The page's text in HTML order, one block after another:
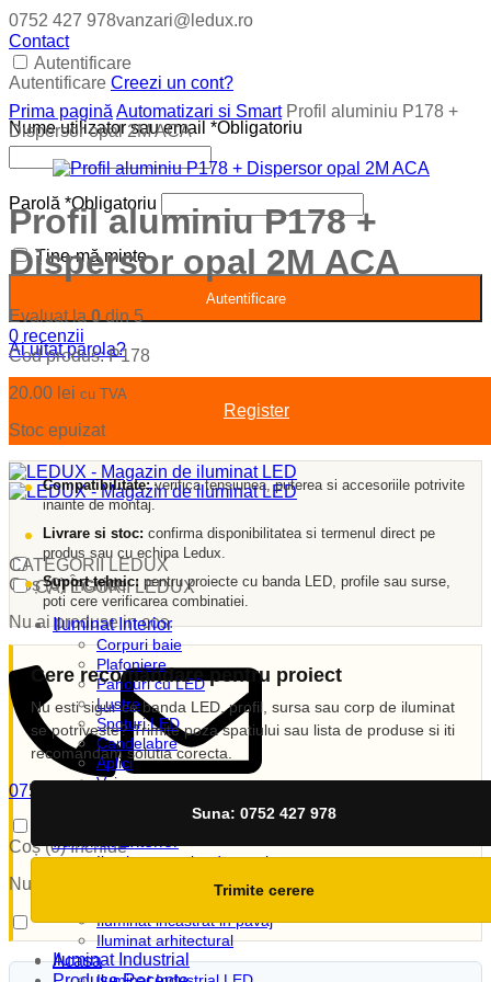
0752 427 978vanzari@ledux.ro
Contact
Autentificare
Autentificare Creezi un cont?
Nume utilizator sau email *Obligatoriu
Parolă *Obligatoriu
Ține-mă minte
Autentificare
Ai uitat parola?
Register
Coș (0)Închide
Nu ai produse in cos.
0752 427 978
vanzari@ledux.ro
Coș (0)Închide
Nu ai produse in cos.
Acasa
CATEGORII LEDUX
CATEGORII LEDUX
Iluminat Interior
Corpuri baie
Plafoniere
Panouri cu LED
Lustre
Spoturi LED
Candelabre
Aplici
Veioze
Lampi de veghe
Iluminat exterior decorativ
Lampi si instalatii decor
Iluminat incastrat in pavaj
Iluminat arhitectural
Iluminat Industrial
Prima pagină Automatizari si Smart Profil aluminiu P178 +
Dispersor opal 2M ACA
Profil aluminiu P178 +
Dispersor opal 2M ACA
Evaluat la0din 5
0 recenzii
Cod produs: P178
20.00 lei cu TVA
Stoc epuizat
Compatibilitate:verifica tensiunea, puterea si accesoriile potrivite
inainte de montaj.
Livrare si stoc: confirma disponibilitatea si termenul direct pe
produs sau cu echipa Ledux.
Suport tehnic: pentru proiecte cu banda LED, profile sau surse,
poti cere verificarea combinatiei.
Cere recomandare pentru proiect
Nu esti sigur ce banda LED, profil, sursa sau corp de iluminat
se potriveste? Trimite poza spatiului sau lista de produse si iti
recomandam solutia corecta.
Suna: 0752 427 978
Trimite cerere